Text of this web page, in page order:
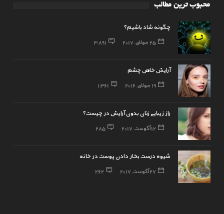
محبوب ترین مطالب
چگونه شاد باشیم؟
25 جولای, 2017 3,891
آرایش خاص چشم
19 جولای, 2016 1,361
راز زیبایی زنان بدون آرایش در چیست؟
12 آگوست, 2017 285
شیوه درست بخار دادن پوست در خانه
27 آگوست, 2017 262